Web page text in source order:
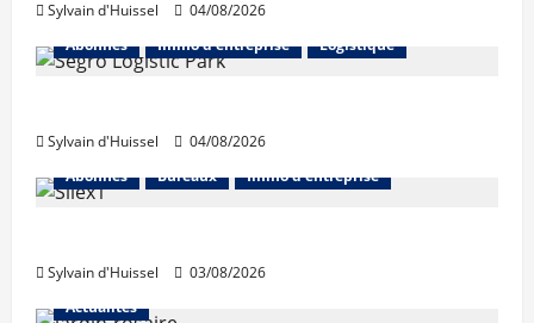
Sylvain d'Huissel
04/08/2026
Abonnés
Immo d'entreprise Logistique
Sylvain d'Huissel
04/08/2026
Abonnés
Bureaux Immo d'entreprise
Sylvain d'Huissel
03/08/2026
Actualités